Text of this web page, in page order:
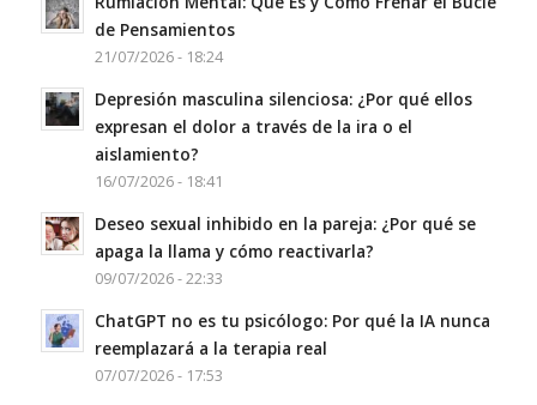
de Pensamientos
21/07/2026 - 18:24
Depresión masculina silenciosa: ¿Por qué ellos
expresan el dolor a través de la ira o el
aislamiento?
16/07/2026 - 18:41
Deseo sexual inhibido en la pareja: ¿Por qué se
apaga la llama y cómo reactivarla?
09/07/2026 - 22:33
ChatGPT no es tu psicólogo: Por qué la IA nunca
reemplazará a la terapia real
07/07/2026 - 17:53